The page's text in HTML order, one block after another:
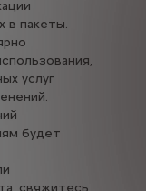
в пакеты.
услуг
будет